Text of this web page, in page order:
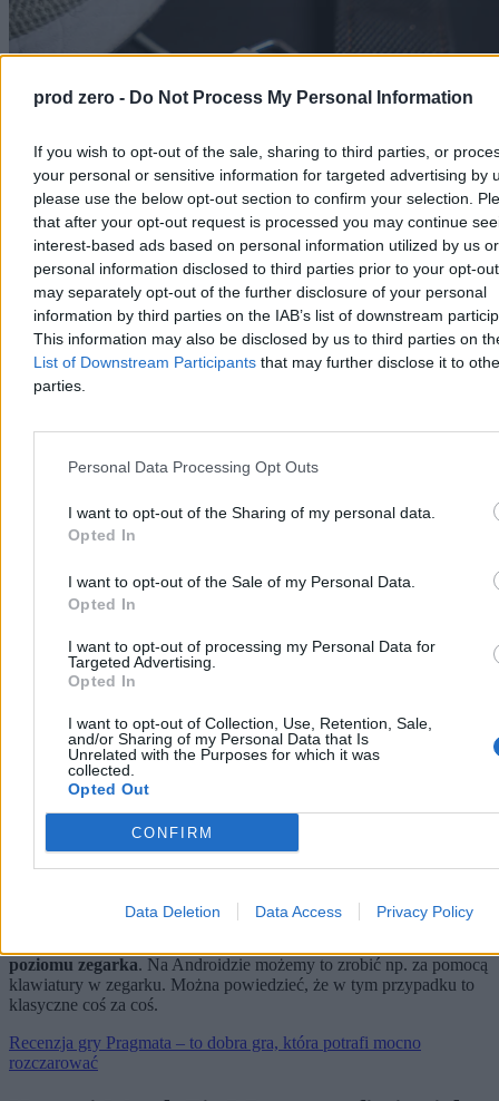
prod zero - Do Not Process My Personal Information
If you wish to opt-out of the sale, sharing to third parties, or
your personal or sensitive information for targeted advertising by
please use the below opt-out section to confirm your selection.
that after your opt-out request is processed you may continue
interest-based ads based on personal information utilized by us or
personal information disclosed to third parties prior to your opt-
may separately opt-out of the further disclosure of your personal
information by third parties on the IAB’s list of downstream
This information may also be disclosed by us to third parties on
List of Downstream Participants that may further disclose it to
parties.
Personal Data Processing Opt Outs
I want to opt-out of the Sharing of my personal data.
Opted In
I want to opt-out of the Sale of my Personal Data.
Opted In
I want to opt-out of processing my Personal Data for
Targeted Advertising.
Opted In
I want to opt-out of Collection, Use, Retention, Sale,
and/or Sharing of my Personal Data that Is
Unrelated with the Purposes for which it was
collected.
Opted Out
CONFIRM
Data Deletion Data Access Privacy Policy
Huawei Watch Fit 5 Pro (fot. Arkadiusz Dziermański / Zero.pl)
Huawei Watch Fit 5 Pro jest kompatybilny ze smartfonami z
Androidem oraz iOS. Paradoks polega na tym, żez iOS działa
lepiej, ale potrafi wtedy mniej. Niezmiennie urządzenia z
Androidem domyślnie lubią blokować aplikację Huawei Zdrowie i
po zainstalowaniu wyłączają jej możliwość sygnalizowania
powiadomień oraz działania w tle. Aplikacja w trakcie konfiguracji
aby wszystko działało. Cały czaskonfiguracja bywa upierdliwa
na modelach Xiaomi
, z pozostałymi producentami łatwiej jest się
dogadać.
Huawei Watch Fit 5 Pro (fot. Arkadiusz Dziermański / Zero.pl)
W przypadku iOS takich problemów nie ma. Wszystko działa bez
w przypadku iPhone'ów nie możemy odpowiadać
poziomu zegarka. Na Androidzie możemy to zrobić np. za pomocą
klawiatury w zegarku. Można powiedzieć, że w tym przypadku to
klasyczne coś za coś.
Recenzja gry Pragmata – to dobra gra, która potrafi mocno
rozczarować